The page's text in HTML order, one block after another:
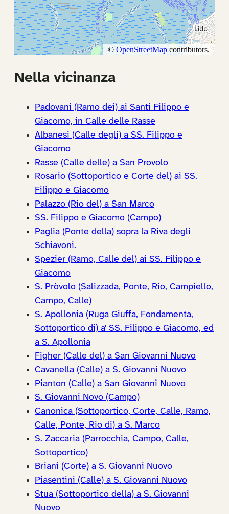
Nella vicinanza
Padovani (Ramo dei) ai Santi Filippo e
Giacomo, in Calle delle Rasse
Albanesi (Calle degli) a SS. Filippo e
Giacomo
Rasse (Calle delle) a San Provolo
Rosario (Sottoportico e Corte del) ai SS.
Filippo e Giacomo
Palazzo (Rio del) a San Marco
SS. Filippo e Giacomo (Campo)
Paglia (Ponte della) sopra la Riva degli
Schiavoni.
Spezier (Ramo, Calle del) ai SS. Filippo e
Giacomo
S. Pròvolo (Salizzada, Ponte, Rio, Campiello,
Campo, Calle)
S. Apollonia (Ruga Giuffa, Fondamenta,
Sottoportico di) a' SS. Filippo e Giacomo, ed
a S. Apollonia
Figher (Calle del) a San Giovanni Nuovo
Cavanella (Calle) a S. Giovanni Nuovo
Pianton (Calle) a San Giovanni Nuovo
S. Giovanni Novo (Campo)
Canonica (Sottoportico, Corte, Calle, Ramo,
Calle, Ponte, Rio di) a S. Marco
S. Zaccaria (Parrocchia, Campo, Calle,
Sottoportico)
Briani (Corte) a S. Giovanni Nuovo
Piasentini (Calle) a S. Giovanni Nuovo
Stua (Sottoportico della) a S. Giovanni
Nuovo